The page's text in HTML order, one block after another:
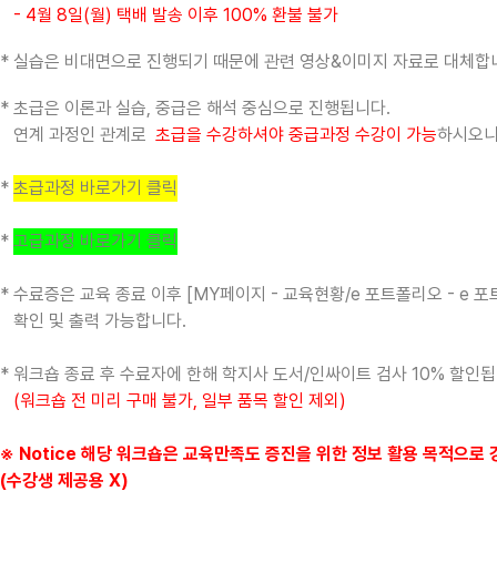
- 4월 8일(월) 택배 발송 이후 100% 환불 불가
* 실습은 비대면으로 진행되기 때문에 관련 영상&이미지 자료로 대체합
* 초급은 이론과 실습, 중급은 해석 중심으로 진행됩니다.
연계 과정인 관계로 초급을 수강하셔야 중급과정 수강이 가능하시오
* 초급과정 바로가기 클릭
* 고급과정 바로가기 클릭
* 수료증은 교육 종료 이후 [MY페이지 - 교육현황/e 포트폴리오 - e 포
확인 및 출력 가능합니다.
* 워크숍 종료 후 수료자에 한해 학지사 도서/인싸이트 검사 10% 할인
(워크숍 전 미리 구매 불가, 일부 품목 할인 제외)
※ Notice 해당 워크숍은 교육만족도 증진을 위한 정보 활용 목적으로
(수강생 제공용 X)